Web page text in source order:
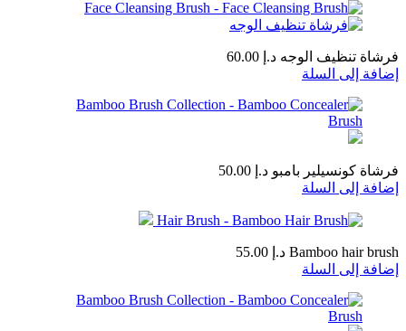
فرشاة تنظيف الوجه د.إ
إضافة إلى السلة
فرشاة كونسيلير بامبو د.إ
إضافة إلى السلة
Bamboo hair brush د.إ
إضافة إلى السلة